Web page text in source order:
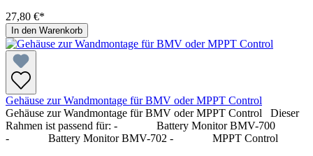
27,80 €*
In den Warenkorb
Gehäuse zur Wandmontage für BMV oder MPPT Control
Gehäuse zur Wandmontage für BMV oder MPPT Control Dieser
Rahmen ist passend für: - Battery Monitor BMV-700
- Battery Monitor BMV-702 - MPPT Control